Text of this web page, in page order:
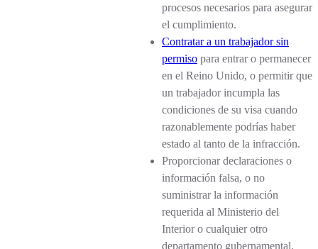
procesos necesarios para asegurar
el cumplimiento.
Contratar a un trabajador sin
permiso para entrar o permanecer
en el Reino Unido, o permitir que
un trabajador incumpla las
condiciones de su visa cuando
razonablemente podrías haber
estado al tanto de la infracción.
Proporcionar declaraciones o
información falsa, o no
suministrar la información
requerida al Ministerio del
Interior o cualquier otro
departamento gubernamental.